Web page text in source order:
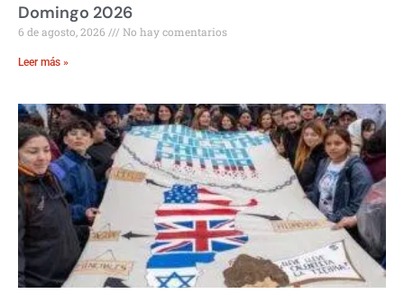
Domingo 2026
6 de agosto, 2026 No hay comentarios
Leer más »